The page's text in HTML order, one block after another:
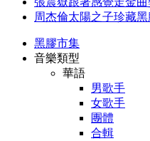
周杰倫太陽之子珍藏黑
黑膠市集
音樂類型
華語
男歌手
女歌手
團體
合輯